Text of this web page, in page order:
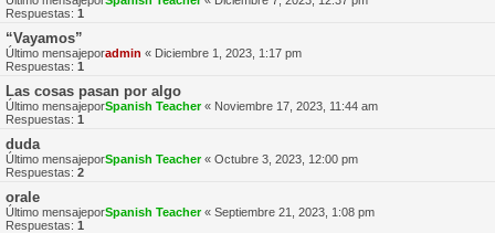
Respuestas: 1
“Vayamos”
Último mensajeporadmin « Diciembre 1, 2023, 1:17 pm
Respuestas: 1
Las cosas pasan por algo
Último mensajeporSpanish Teacher« Noviembre 17, 2023, 11:44 am
Respuestas: 1
duda
Último mensajeporSpanish Teacher« Octubre 3, 2023, 12:00 pm
Respuestas: 2
orale
Último mensajeporSpanish Teacher« Septiembre 21, 2023, 1:08 pm
Respuestas: 1